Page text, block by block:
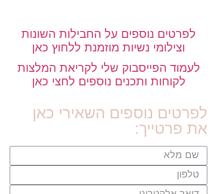
לפרטים נוספים על החבילות השונות
וצילומי נשיות מוזמנת ללחוץ כאן
לעמוד הפייסבוק שלי לקריאת המלצות
לקוחות ותכנים נוספים לחצי כאן
לפרטים נוספים השאירי כאן
את פרטייך: